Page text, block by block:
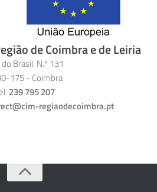
de Coimbra e de Leiria
Brasil, N.º 131
175 - Coimbra
239 795 207
regiaodecoimbra.pt